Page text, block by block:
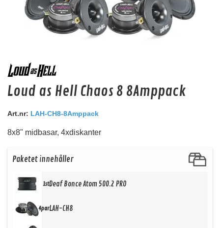
dBVox Kopplingsplint 6xM8 Svart
Svart Kopplingsplint. 6st M8
Snabblager 1-3 dagar
156 kr
Loud as Hell Chaos 8 8Amppack
Art.nr: LAH-CH8-8Amppack
8x8" midbasar, 4xdiskanter
Paketet innehåller
1stDeaf Bonce Atom 500.2 PRO
4parLAH-CH8